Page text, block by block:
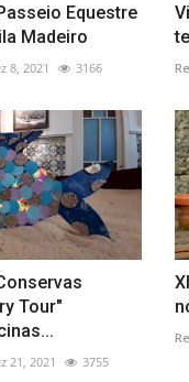
Equestre
Madeiro
8, 2021 3166
Tour"
21, 2021 3755